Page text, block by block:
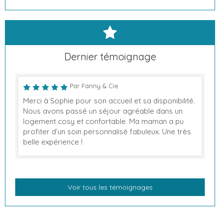
Dernier témoignage
Par Fanny & Cie
Merci à Sophie pour son accueil et sa disponibilité.
Nous avons passé un séjour agréable dans un
logement cosy et confortable. Ma maman a pu
profiter d’un soin personnalisé fabuleux. Une très
belle expérience !
Voir tous les témoignages